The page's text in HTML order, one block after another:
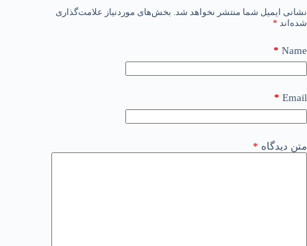
نشانی ایمیل شما منتشر نخواهد شد. بخش‌های موردنیاز علامت‌گذاری
شده‌اند *
Name
*
Email
*
متن دیدگاه *